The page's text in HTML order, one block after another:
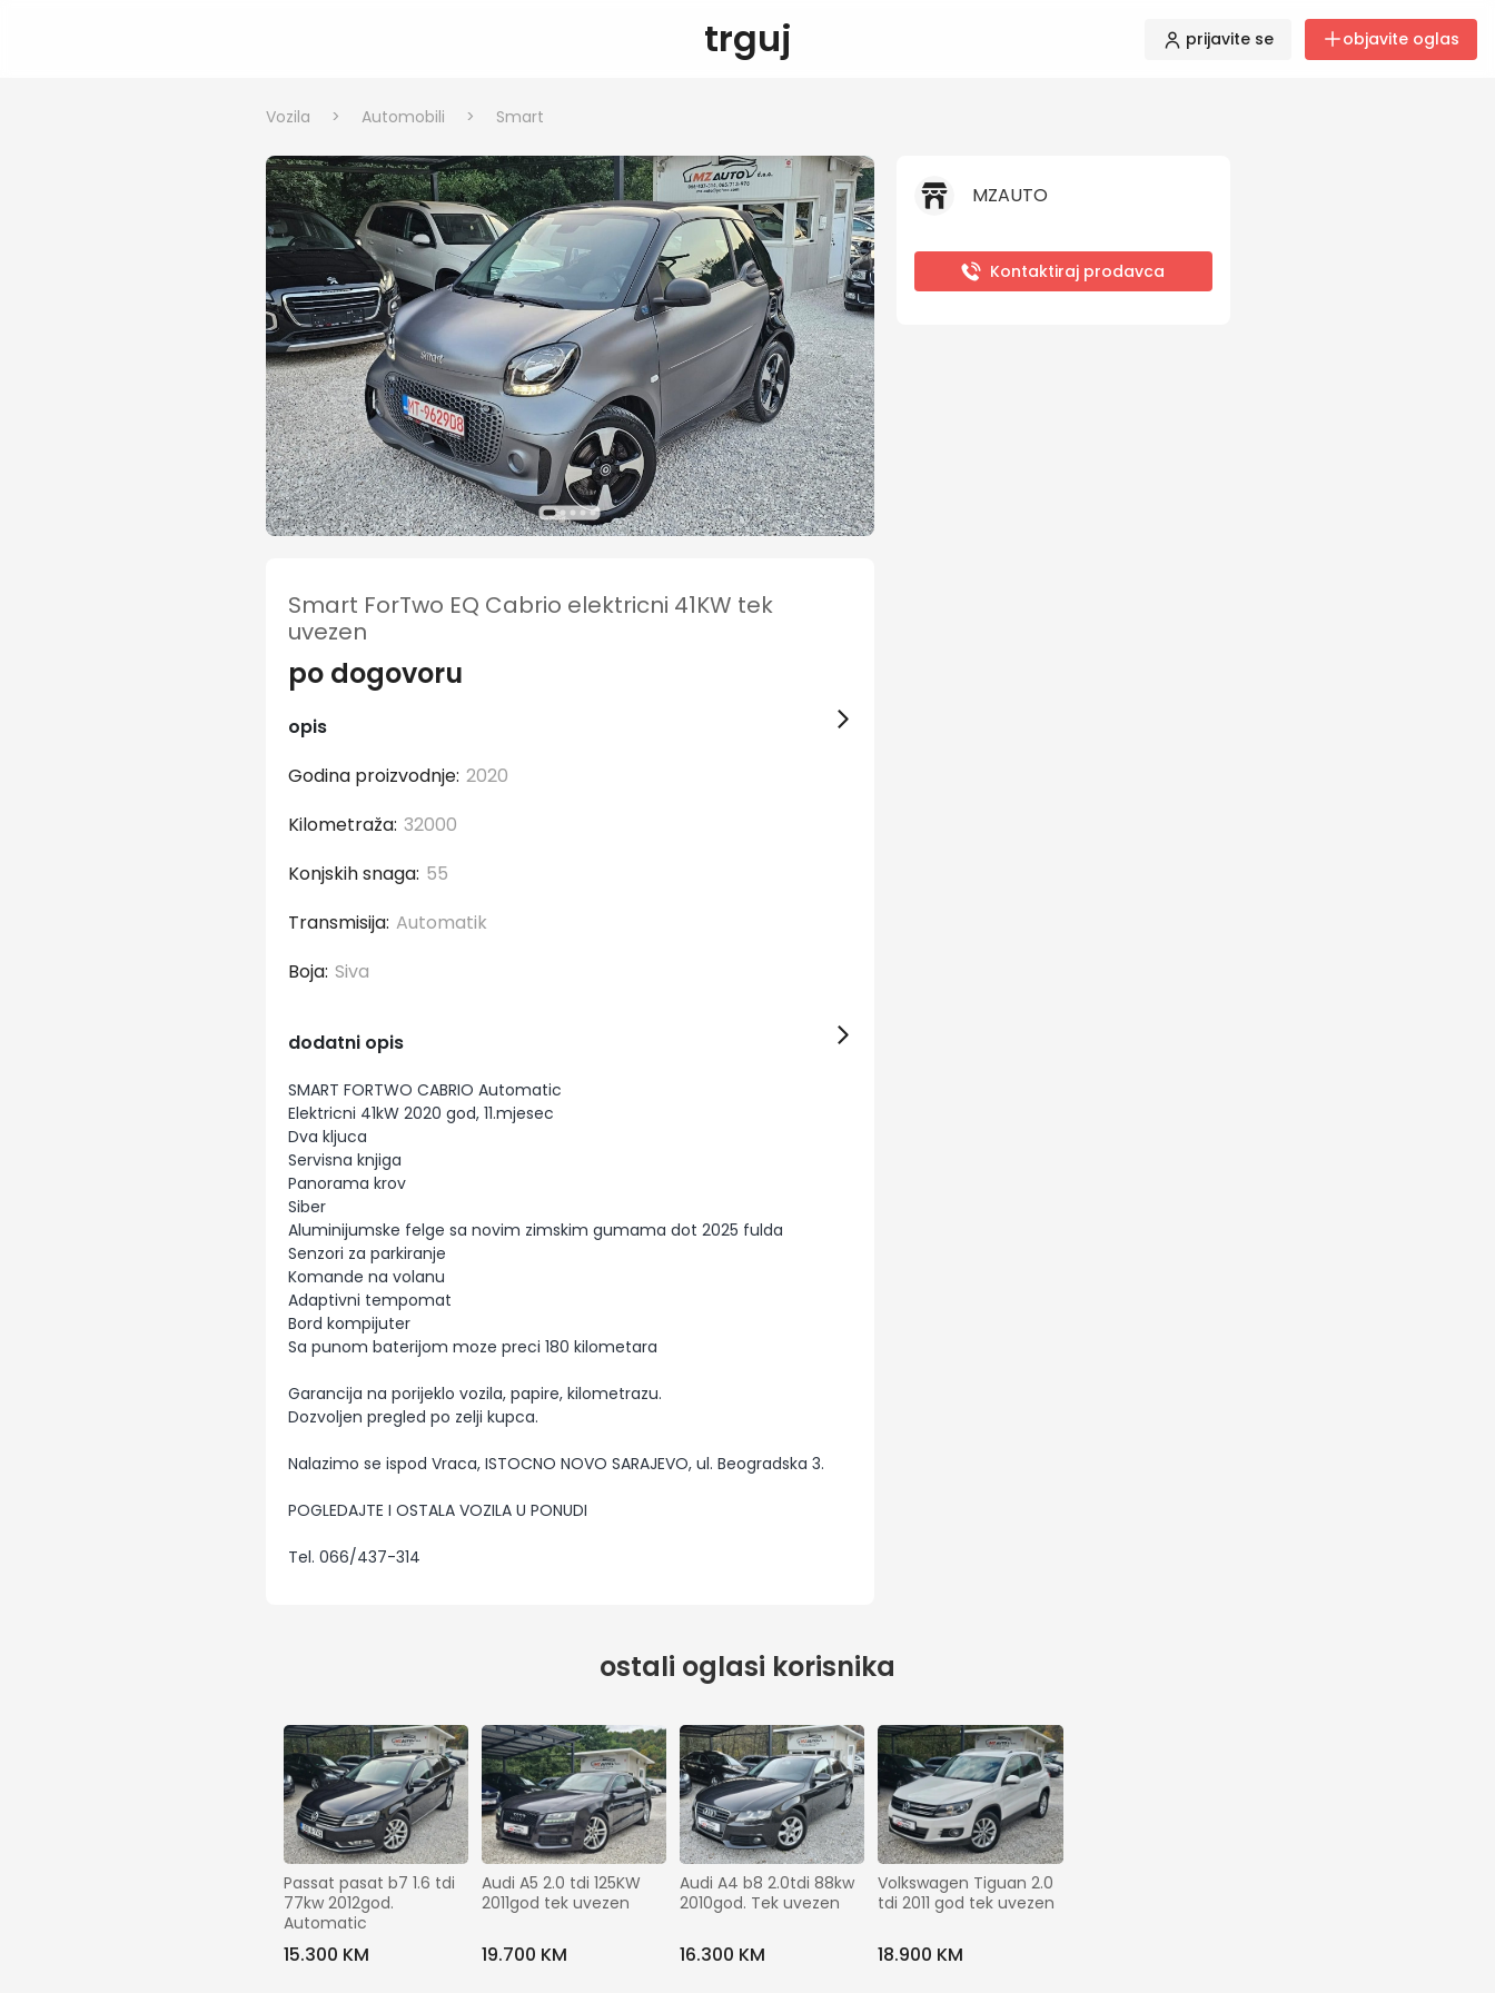
trguj prijavite se objavite oglas
Vozila > Automobili > Smart
Smart ForTwo EQ Cabrio elektricni 41KW tek
uvezen
po dogovoru
opis
Godina proizvodnje:
2020
Kilometraža:
32000
Konjskih snaga:
55
Transmisija:
Automatik
Boja:
Siva
dodatni opis
SMART FORTWO CABRIO Automatic
Elektricni 41kW 2020 god, 11.mjesec
Dva kljuca
Servisna knjiga
Panorama krov
Siber
Aluminijumske felge sa novim zimskim gumama dot 2025 fulda
Senzori za parkiranje
Komande na volanu
Adaptivni tempomat
Bord kompijuter
Sa punom baterijom moze preci 180 kilometara
Garancija na porijeklo vozila, papire, kilometrazu.
Dozvoljen pregled po zelji kupca.
Nalazimo se ispod Vraca, ISTOCNO NOVO SARAJEVO, ul. Beogradska 3.
POGLEDAJTE I OSTALA VOZILA U PONUDI
Tel. 066/437-314
MZAUTO
Kontaktiraj prodavca
ostali oglasi korisnika
Passat pasat b7 1.6 tdi
77kw 2012god.
Automatic
15.300 KM
Audi A5 2.0 tdi 125KW
2011god tek uvezen
19.700 KM
Audi A4 b8 2.0tdi 88kw
2010god. Tek uvezen
16.300 KM
Volkswagen Tiguan 2.0
tdi 2011 god tek uvezen
18.900 KM